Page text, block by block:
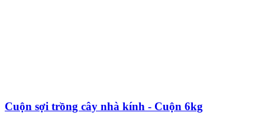
Cuộn sợi trồng cây nhà kính - Cuộn 6kg